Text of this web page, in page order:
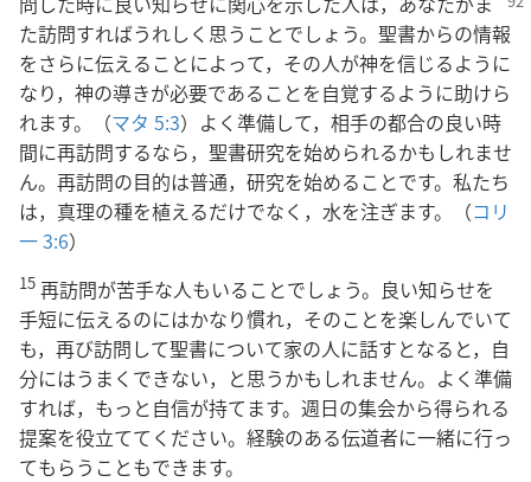
た訪問すればうれしく思うことでしょう。聖書からの情報
をさらに伝えることによって，その人が神を信じるように
なり，神の導きが必要であることを自覚するように助けら
れます。（マタ 5:3）よく準備して，相手の都合の良い時
間に再訪問するなら，聖書研究を始められるかもしれませ
ん。再訪問の目的は普通，研究を始めることです。私たち
は，真理の種を植えるだけでなく，水を注ぎます。（コリ
一 3:6）
15 再訪問が苦手な人もいることでしょう。良い知らせを
手短に伝えるのにはかなり慣れ，そのことを楽しんでいて
も，再び訪問して聖書について家の人に話すとなると，自
分にはうまくできない，と思うかもしれません。よく準備
すれば，もっと自信が持てます。週日の集会から得られる
提案を役立ててください。経験のある伝道者に一緒に行っ
てもらうこともできます。